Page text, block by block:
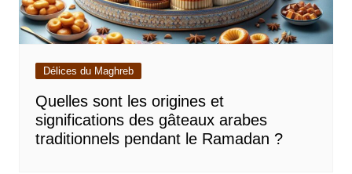
Délices du Maghreb
Quelles sont les origines et
significations des gâteaux arabes
traditionnels pendant le Ramadan ?